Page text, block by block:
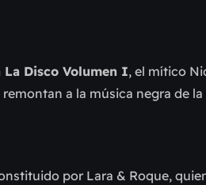
Disco Volumen I, el mítico
a la música negra de
por Lara & Roque,